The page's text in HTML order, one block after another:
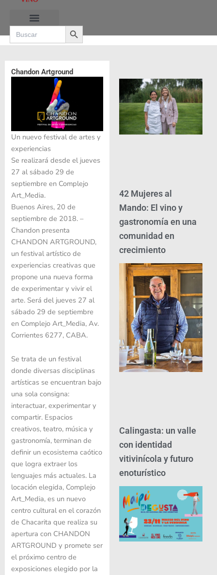
contenido
Search
for:
Search Button
Chandon Artground
Un nuevo festival de artes y
experiencias
Se realizará desde el jueves
27 al sábado 29 de
septiembre en Complejo
Art_Media.
Buenos Aires, 20 de
septiembre de 2018. –
Chandon presenta
CHANDON ARTGROUND,
un festival artístico de
experiencias creativas que
propone una nueva forma
de experimentar y vivir el
arte. Será del jueves 27 al
sábado 29 de septiembre
en Complejo Art_Media, Av.
Corrientes 6277, CABA.
Se trata de un festival
donde diversas disciplinas
artísticas se encuentran bajo
una sola consigna:
interactuar, experimentar y
compartir. Espacios
creativos, teatro, música y
gastronomía, terminan de
definir un ecosistema caótico
que logra extraer los
lenguajes más actuales. La
locación elegida, Complejo
Art_Media, es un nuevo
centro cultural en el corazón
de Chacarita que realiza su
apertura con CHANDON
ARTGROUND y promete ser
el próximo centro de
exposiciones elegido por la
42 Mujeres al
Mando: El vino y
gastronomía en una
comunidad en
crecimiento
Calingasta: un valle
con identidad
vitivinícola y futuro
enoturístico